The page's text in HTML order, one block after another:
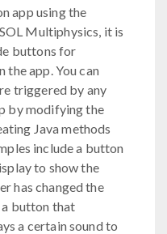
app using the
Multiphysics, it is
buttons for
the app. You can
triggered by any
by modifying the
Java methods
include a button
to show the
has changed the
a button that
a certain sound to